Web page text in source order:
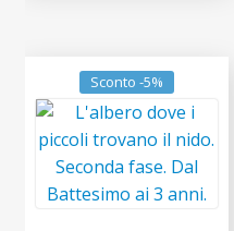
Sconto -5%